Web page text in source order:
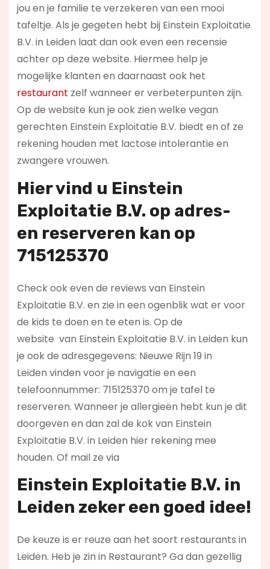
jou en je familie te verzekeren van een mooi
tafeltje. Als je gegeten hebt bij Einstein Exploitatie
B.V. in Leiden laat dan ook even een recensie
achter op deze website. Hiermee help je
mogelijke klanten en daarnaast ook het
restaurant zelf wanneer er verbeterpunten zijn.
Op de website kun je ook zien welke vegan
gerechten Einstein Exploitatie B.V. biedt en of ze
rekening houden met lactose intolerantie en
zwangere vrouwen.
Hier vind u Einstein
Exploitatie B.V. op adres-
en reserveren kan op
715125370
Check ook even de reviews van Einstein
Exploitatie B.V. en zie in een ogenblik wat er voor
de kids te doen en te eten is. Op de
website van Einstein Exploitatie B.V. in Leiden kun
je ook de adresgegevens: Nieuwe Rijn 19 in
Leiden vinden voor je navigatie en een
telefoonnummer: 715125370 om je tafel te
reserveren. Wanneer je allergieën hebt kun je dit
doorgeven en dan zal de kok van Einstein
Exploitatie B.V. in Leiden hier rekening mee
houden. Of mail ze via
Einstein Exploitatie B.V. in
Leiden zeker een goed idee!
De keuze is er reuze aan het soort restaurants in
Leiden. Heb je zin in Restaurant? Ga dan gezellig